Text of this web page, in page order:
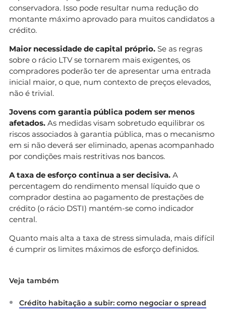
conservadora. Isso pode resultar numa redução do
montante máximo aprovado para muitos candidatos a
crédito.
Maior necessidade de capital próprio. Se as regras
sobre o rácio LTV se tornarem mais exigentes, os
compradores poderão ter de apresentar uma entrada
inicial maior, o que, num contexto de preços elevados,
não é trivial.
Jovens com garantia pública podem ser menos
afetados. As medidas visam sobretudo equilibrar os
riscos associados à garantia pública, mas o mecanismo
em si não deverá ser eliminado, apenas acompanhado
por condições mais restritivas nos bancos.
A taxa de esforço continua a ser decisiva. A
percentagem do rendimento mensal líquido que o
comprador destina ao pagamento de prestações de
crédito (o rácio DSTI) mantém-se como indicador
central.
Quanto mais alta a taxa de stress simulada, mais difícil
é cumprir os limites máximos de esforço definidos.
Veja também
Crédito habitação a subir: como negociar o spread